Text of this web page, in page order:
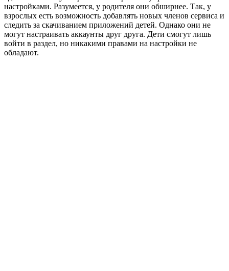
настройками. Разумеется, у родителя они обширнее. Так, у
взрослых есть возможность добавлять новых членов сервиса и
следить за скачиванием приложений детей. Однако они не
могут настраивать аккаунты друг друга. Дети смогут лишь
войти в раздел, но никакими правами на настройки не
обладают.